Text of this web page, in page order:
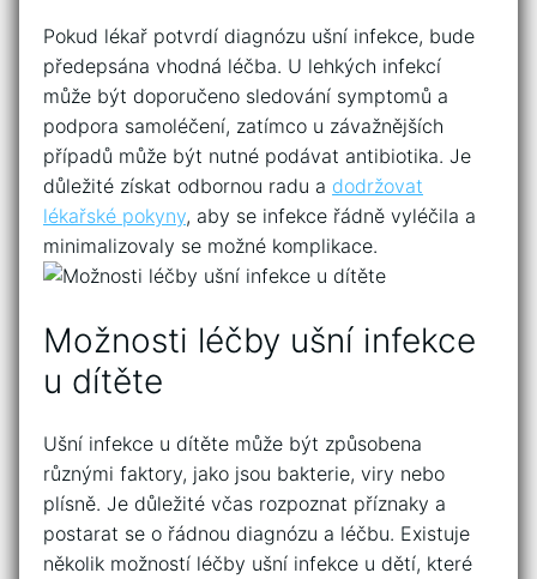
Pokud lékař potvrdí diagnózu ušní infekce, ‌bude
předepsána vhodná léčba. U​ lehkých infekcí
může být doporučeno sledování symptomů a
podpora samoléčení, zatímco ⁢u závažnějších
případů může být nutné podávat antibiotika. Je
důležité získat odbornou radu ⁤a dodržovat
lékařské pokyny, ⁢aby se infekce řádně vyléčila a⁤
minimalizovaly se možné komplikace.
Možnosti léčby ušní infekce​
u dítěte
Ušní infekce u dítěte může být způsobena
různými faktory, jako jsou⁣ bakterie, viry ​nebo
plísně.‌ Je důležité včas rozpoznat příznaky a
postarat se o řádnou diagnózu a léčbu. Existuje
několik možností léčby ušní infekce u dětí, které